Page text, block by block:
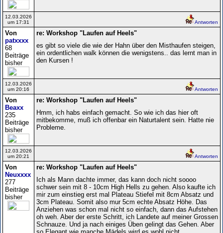
12.03.2026
um 17:31
Antworten
Von
patxxxx
68
Beiträge
bisher
re: Workshop "Laufen auf Heels"
es gibt so viele die wie der Hahn über den Misthaufen steigen,
ein ordentlichen walk können die wenigstens.. das lernt man in
den Kursen !
12.03.2026
um 20:16
Antworten
Von
Beaxx
235
Beiträge
bisher
re: Workshop "Laufen auf Heels"
Hmm, ich habs einfach gemacht. So wie ich das hier oft
mitbekomme, muß ich offenbar ein Naturtalent sein. Hatte nie
Probleme.
12.03.2026
um 20:21
Antworten
Von
Neuxxxx
277
Beiträge
bisher
re: Workshop "Laufen auf Heels"
Ich als Mann dachte immer, das kann doch nicht soooo
schwer sein mit 8 - 10cm High Hells zu gehen. Also kaufte ich
mir zum einstieg erst mal Plateau Stiefel mit 8cm Absatz und
3cm Plateau. Somit also mur 5cm echte Absatz Höhe. Das
Anziehen was schon mal nicht so einfach, dann das Aufstehen
oh weh. Aber der erste Schritt, ich Landete auf meiner Grossen
Schnauze. Und ja nach einiges Üben gelingt das Gehen. Aber